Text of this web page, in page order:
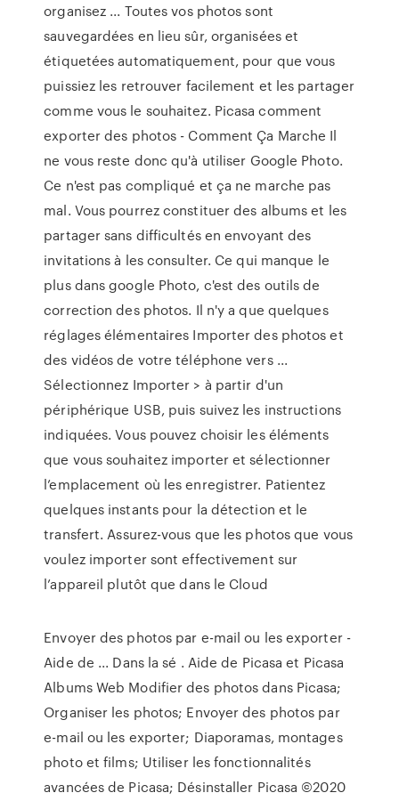
organisez ... Toutes vos photos sont
sauvegardées en lieu sûr, organisées et
étiquetées automatiquement, pour que vous
puissiez les retrouver facilement et les partager
comme vous le souhaitez. Picasa comment
exporter des photos - Comment Ça Marche Il
ne vous reste donc qu'à utiliser Google Photo.
Ce n'est pas compliqué et ça ne marche pas
mal. Vous pourrez constituer des albums et les
partager sans difficultés en envoyant des
invitations à les consulter. Ce qui manque le
plus dans google Photo, c'est des outils de
correction des photos. Il n'y a que quelques
réglages élémentaires Importer des photos et
des vidéos de votre téléphone vers ...
Sélectionnez Importer > à partir d'un
périphérique USB, puis suivez les instructions
indiquées. Vous pouvez choisir les éléments
que vous souhaitez importer et sélectionner
l’emplacement où les enregistrer. Patientez
quelques instants pour la détection et le
transfert. Assurez-vous que les photos que vous
voulez importer sont effectivement sur
l’appareil plutôt que dans le Cloud
Envoyer des photos par e-mail ou les exporter -
Aide de ... Dans la sé . Aide de Picasa et Picasa
Albums Web Modifier des photos dans Picasa;
Organiser les photos; Envoyer des photos par
e-mail ou les exporter; Diaporamas, montages
photo et films; Utiliser les fonctionnalités
avancées de Picasa; Désinstaller Picasa ©2020